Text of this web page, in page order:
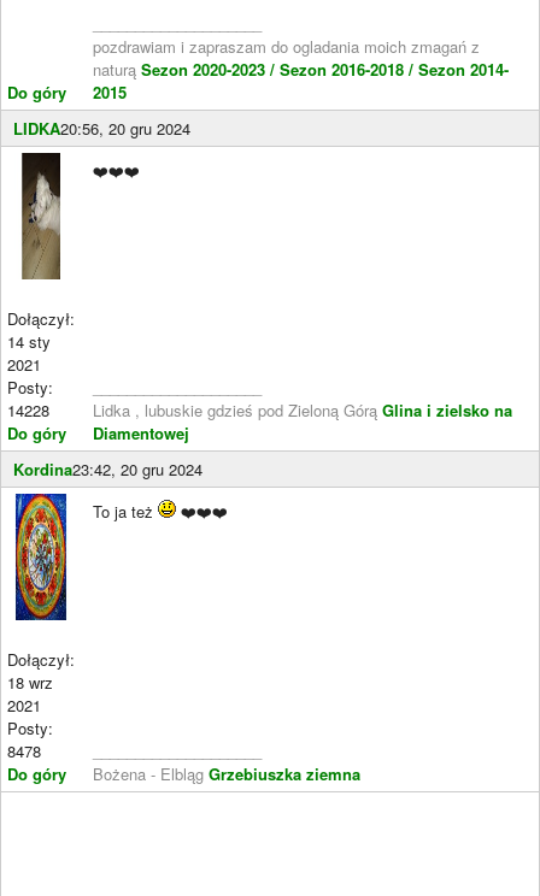
Do góry
pozdrawiam i zapraszam do ogladania moich zmagań z
naturą Sezon 2020-2023 / Sezon 2016-2018 / Sezon 2014-
2015
LIDKA20:56, 20 gru 2024
Dołączył:
14 sty
2021
Posty:
14228
Do góry
❤️❤️❤️
Lidka , lubuskie gdzieś pod Zieloną Górą Glina i zielsko na
Diamentowej
Kordina23:42, 20 gru 2024
Dołączył:
18 wrz
2021
Posty:
8478
Do góry
To ja też ❤️❤️❤️
Bożena - Elbląg Grzebiuszka ziemna